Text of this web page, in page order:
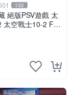
132
絕版PSV遊戲 太
太空戰士10-2 FF
文版